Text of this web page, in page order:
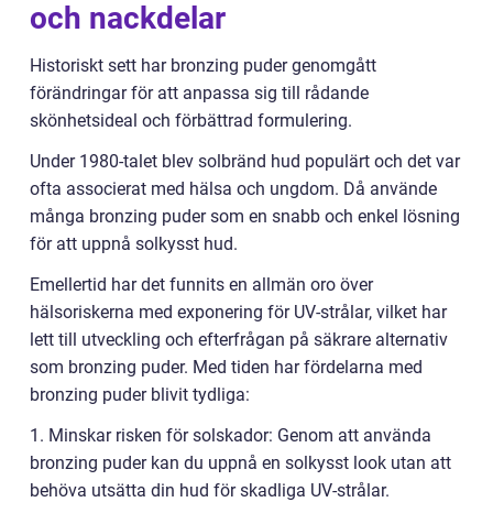
och nackdelar
Historiskt sett har bronzing puder genomgått
förändringar för att anpassa sig till rådande
skönhetsideal och förbättrad formulering.
Under 1980-talet blev solbränd hud populärt och det var
ofta associerat med hälsa och ungdom. Då använde
många bronzing puder som en snabb och enkel lösning
för att uppnå solkysst hud.
Emellertid har det funnits en allmän oro över
hälsoriskerna med exponering för UV-strålar, vilket har
lett till utveckling och efterfrågan på säkrare alternativ
som bronzing puder. Med tiden har fördelarna med
bronzing puder blivit tydliga:
1. Minskar risken för solskador: Genom att använda
bronzing puder kan du uppnå en solkysst look utan att
behöva utsätta din hud för skadliga UV-strålar.